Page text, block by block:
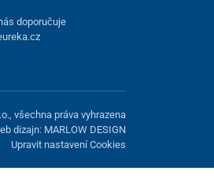
doporučuje
všechna práva vyhrazena
dizajn: MARLOW DESIGN
Upravit nastavení Cookies